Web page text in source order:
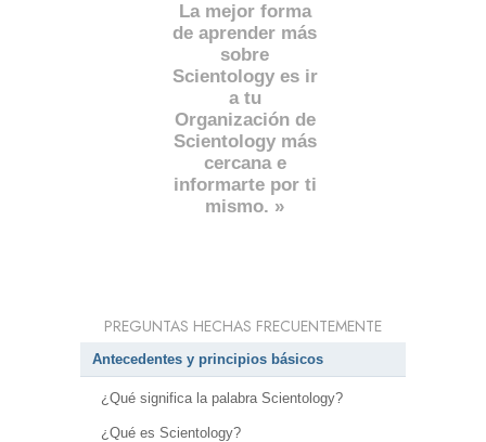
La mejor forma
de aprender más
sobre
Scientology es ir
a tu
Organización de
Scientology más
cercana e
informarte por ti
mismo. »
PREGUNTAS HECHAS FRECUENTEMENTE
Antecedentes y principios básicos
¿Qué significa la palabra Scientology?
¿Qué es Scientology?